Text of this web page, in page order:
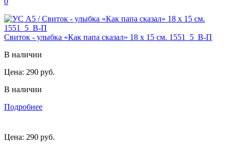
Свиток - улыбка «Как папа сказал» 18 х 15 см. 1551_5_В-П
В наличии
Цена: 290 руб.
В наличии
Подробнее
Цена: 290 руб.